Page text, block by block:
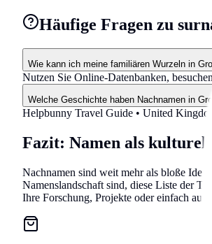
Häufige Fragen zu
Wie kann ich meine familiären Wurzeln in
Nutzen Sie Online-Datenbanken,
Welche Geschichte haben Nachnamen in
Helpbunny Travel Guide • United Kingdom
Fazit: Namen als
Nachnamen sind weit mehr als bloße
Namenslandschaft sind, diese Liste der
Ihre Forschung, Projekte oder einfach aus